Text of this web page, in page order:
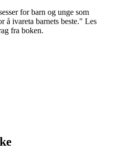
for barn og unge som
å ivareta barnets beste." Les
fra boken.